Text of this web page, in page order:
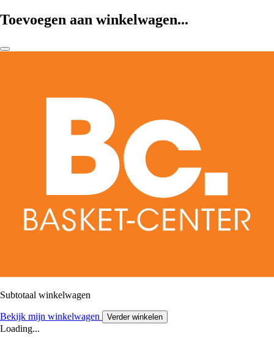
Toevoegen aan winkelwagen...
Subtotaal winkelwagen
Bekijk mijn winkelwagen Verder winkelen
Loading...